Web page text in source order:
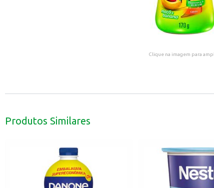
Clique na imagem para
Produtos Similares